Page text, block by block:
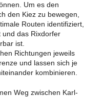
Um es den
den Kiez zu bewegen,
Routen identifiziert,
das Rixdorfer
ist.
Richtungen jeweils
und lassen sich je
kombinieren.
Weg zwischen Karl-